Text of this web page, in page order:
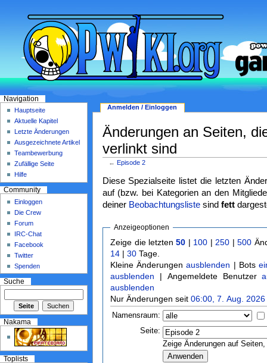
Änderungen an Seiten,
verlinkt sind
← Episode 2
Diese Spezialseite listet die letzten
auf (bzw. bei Kategorien an den
deiner Beobachtungslistesind fett
Anzeigeoptionen
Zeige die letzten50 | 100 | 250 |500
14 |30 Tage.
Kleine Änderungenausblenden | Bots
ausblenden | Angemeldete Benutzer
ausblenden
Nur Änderungen seit06:00, 7. Aug. 2026
Namensraum:
Seite:
Zeige Änderungen auf
Anmelden / Einloggen
Navigation
Hauptseite
Aktuelle Kapitel
Letzte Änderungen
Ausgezeichnete Artikel
Teambewerbung
Zufällige Seite
Hilfe
Community
Einloggen
Die Crew
Forum
IRC-Chat
Facebook
Twitter
Spenden
Suche
Nakama
Toplists